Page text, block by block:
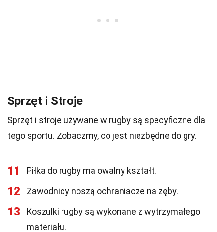
Sprzęt i Stroje
Sprzęt i stroje używane w rugby są specyficzne dla
tego sportu. Zobaczmy, co jest niezbędne do gry.
11 Piłka do rugby ma owalny kształt.
12 Zawodnicy noszą ochraniacze na zęby.
13
Koszulki rugby są wykonane z wytrzymałego
materiału.